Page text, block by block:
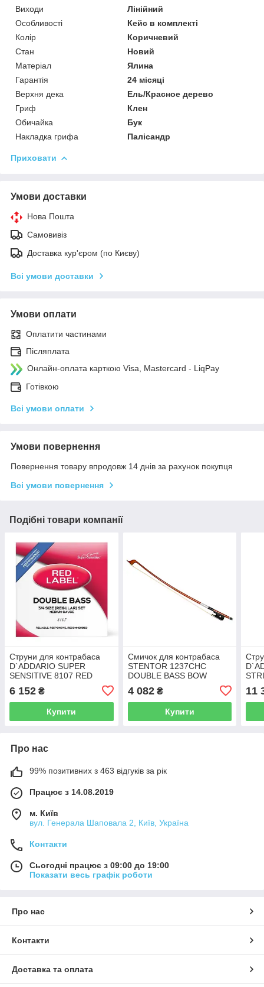
Виходи
Лінійний
Особливості
Кейс в комплекті
Колір
Коричневий
Стан
Новий
Матеріал
Ялина
Гарантія
24 місяці
Верхня дека
Ель/Красное дерево
Гриф
Клен
Обичайка
Бук
Накладка грифа
Палісандр
Приховати
Умови доставки
Нова Пошта
Самовивіз
Доставка кур'єром (по Києву)
Всі умови доставки
Умови оплати
Оплатити частинами
Післяплата
Онлайн-оплата карткою Visa, Mastercard - LiqPay
Готівкою
Всі умови оплати
Умови повернення
Повернення товару впродовж 14 днів за рахунок покупця
Всі умови повернення
Подібні товари компанії
Струни для контрабаса
D`ADDARIO SUPER
SENSITIVE 8107 RED
STRING SET 3/4
6 152 ₴
Купити
Смичок для контрабаса
STENTOR 1237CHС
DOUBLE BASS BOW
4 082₴
Купити
11
Про нас
99% позитивних з 463 відгуків за рік
Працює з 14.08.2019
м. Київ
вул. Генерала Шаповала 2, Київ, Україна
Контакти
Сьогодні працює з 09:00 до 19:00
Показати весь графік роботи
Про нас
Контакти
Доставка та оплата